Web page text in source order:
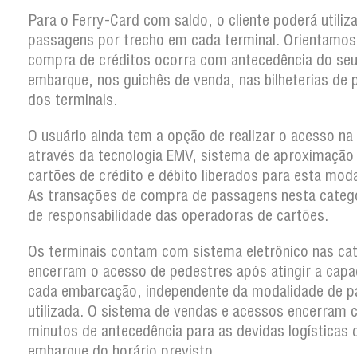
Para o Ferry-Card com saldo, o cliente poderá
passagens por trecho em cada terminal.
compra de créditos ocorra com antecedência do seu
embarque, nos guichês de venda, nas bilheterias de
dos terminais.
O usuário ainda tem a opção de realizar o acesso
através da tecnologia EMV, sistema de
cartões de crédito e débito liberados para esta
As transações de compra de passagens nesta
de responsabilidade das operadoras de cartões.
Os terminais contam com sistema eletrônico nas
encerram o acesso de pedestres após atingir a
cada embarcação, independente da modalidade de
utilizada. O sistema de vendas e acessos encerram
minutos de antecedência para as devidas logísticas